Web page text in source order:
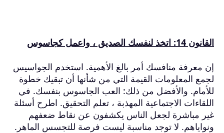
القانون 14: اتخذ لنفسك الصديق ، واعمل كجاسوس
إن معرفة منافسك أمر بالغ الأهمية. استخدم الجواسيس
لجمع المعلومات القيمة التي من شأنها أن تبقيك خطوة
للأمام. والأفضل من ذلك: العب الجاسوس بنفسك. في
اللقاءات الاجتماعية المهذبة ، تعلم التحقيق. اطرح أسئلة
غير مباشرة لجعل الناس يكشفون عن نقاط ضعفهم
ونواياهم. لا توجد مناسبة ليست فرصة للتجسس الماهر.